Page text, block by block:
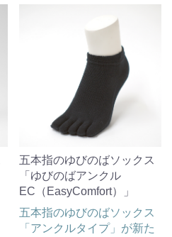
五本指のゆびのばソックス
「ゆびのばアンクル
EC（EasyComfort）」
五本指のゆびのばソックス
「アンクルタイプ」が新た